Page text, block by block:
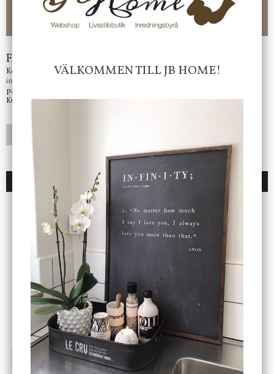
Nöjda kunder och strävar efter att ha snabba leveranser!
-ligt Tack för att just Du tittar in hos Jb Home!
Frågor?
Kontakta oss på
info@jbhome.se
på mail så fort vi kan.
Kundtjänst telefontid öppet vardagar mellan 10.00 - 15.00
DU KANSKE OCKSÅ ÄR INTRESSERAD AV
ENDAST 1 ST KVAR I LAGER
DBKD
Cloudy kruka mini, vit
199 kr
INFO KÖP
Star Trading
Bordslampa Mushroom
vit, Utomhus
499 kr
KÖP
VÄLKOMMEN TILL JB HOME!